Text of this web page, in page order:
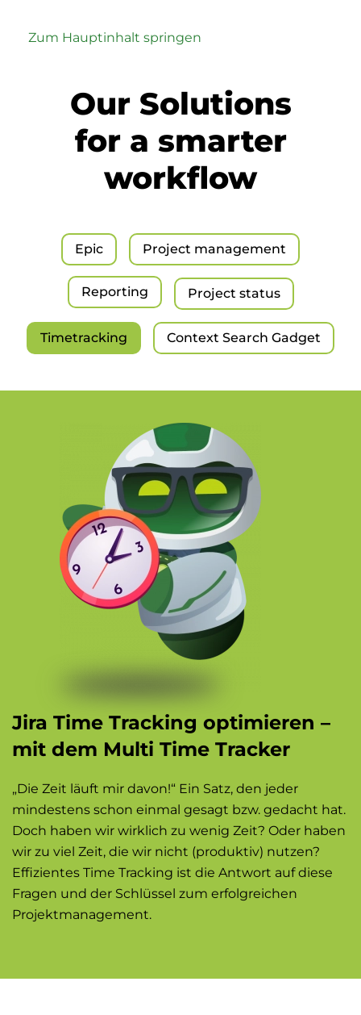
Zum Hauptinhalt springen
Our Solutions
for a smarter
workflow
Epic Project management
Reporting Project status
Timetracking Context Search Gadget
Jira Time Tracking optimieren –
mit dem Multi Time Tracker
„Die Zeit läuft mir davon!“ Ein Satz, den jeder
mindestens schon einmal gesagt bzw. gedacht hat.
Doch haben wir wirklich zu wenig Zeit? Oder haben
wir zu viel Zeit, die wir nicht (produktiv) nutzen?
Effizientes Time Tracking ist die Antwort auf diese
Fragen und der Schlüssel zum erfolgreichen
Projektmanagement.